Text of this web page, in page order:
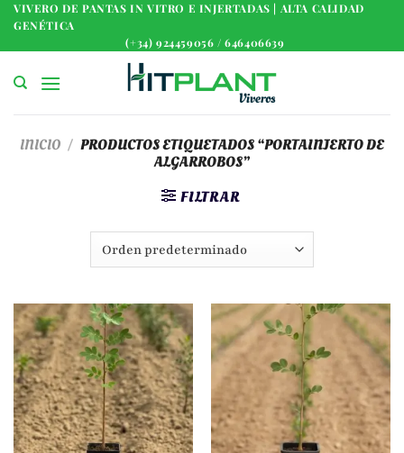
Saltar
contenido
VIVERO DE PANTAS IN VITRO E INJERTADAS | ALTA CALIDAD
GENÉTICA
(+34) 924459056 / 646406639
INICIO / PRODUCTOS ETIQUETADOS “PORTAINJERTO DE
ALGARROBOS”
FILTRAR